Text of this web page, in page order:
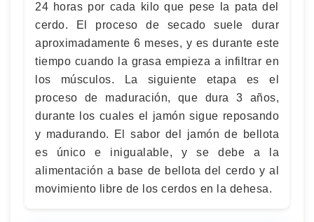
24 horas por cada kilo que pese la pata del
cerdo. El proceso de secado suele durar
aproximadamente 6 meses, y es durante este
tiempo cuando la grasa empieza a infiltrar en
los músculos. La siguiente etapa es el
proceso de maduración, que dura 3 años,
durante los cuales el jamón sigue reposando
y madurando. El sabor del jamón de bellota
es único e inigualable, y se debe a la
alimentación a base de bellota del cerdo y al
movimiento libre de los cerdos en la dehesa.